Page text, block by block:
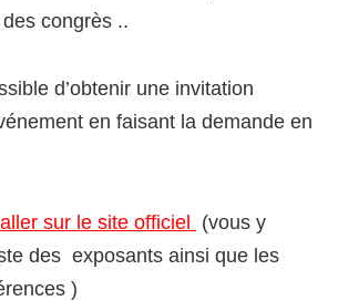
congrès ..
d’obtenir une invitation
en faisant la demande en
sur le site officiel
(vous y
des exposants ainsi que les
)